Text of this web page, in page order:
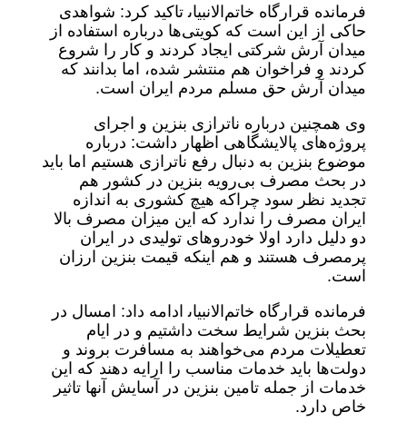
فرمانده قرارگاه خاتم‌الانبیاﯨ تاکید کرد: شواهدی
حاکی از این است که کویتی‌ها درباره استفاده از
میدان آرش شرکتی ایجاد کردند و کار را شروع
کردند و فراخوان هم منتشر شده، اما بدانند که
میدان آرش حق مسلم مردم ایران است.
وی همچنین درباره ناترازی‌ بنزین و اجرای
پروژه‌های پالایشگاهی اظهار داشت: درباره
موضوع بنزین به دنبال رفع ناترازی‌ هستیم اما باید
در بحث مصرف بی‌رویه بنزین در کشور هم
تجدید نظر سود چراکه هیچ کشوری به اندازه
ایران مصرف را ندارد که این میزان مصرف بالا
دو دلیل دارد اولا خودروهای تولیدی در ایران
پرمصرف هستند و هم اینکه قیمت بنزین ارزان
است.
فرمانده قرارگاه خاتم‌الانبیاﯨ ادامه داد: امسال در
بحث بنزین شرایط سخت داشتیم و در ایام
تعطیلات مردم می‌خواهند به مسافرت بروند و
دولت‌ها باید خدمات مناسب را ارایه دهند که این
خدمات از جمله تامین بنزین در آسایش آنها تاثیر
خاص دارد.